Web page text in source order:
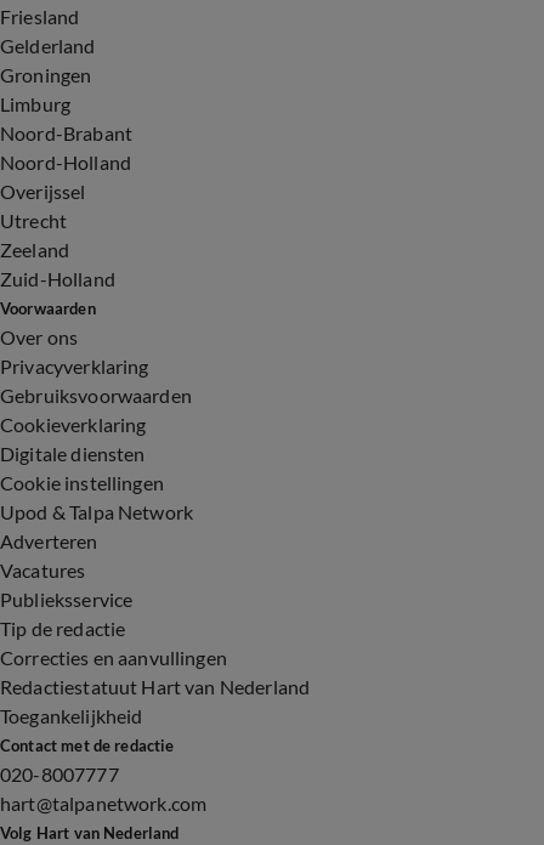
Friesland
Gelderland
Groningen
Limburg
Noord-Brabant
Noord-Holland
Overijssel
Utrecht
Zeeland
Zuid-Holland
Voorwaarden
Over ons
Privacyverklaring
Gebruiksvoorwaarden
Cookieverklaring
Digitale diensten
Cookie instellingen
Upod & Talpa Network
Adverteren
Vacatures
Publieksservice
Tip de redactie
Correcties en aanvullingen
Redactiestatuut Hart van Nederland
Toegankelijkheid
Contact met de redactie
020-8007777
hart@talpanetwork.com
Volg Hart van Nederland